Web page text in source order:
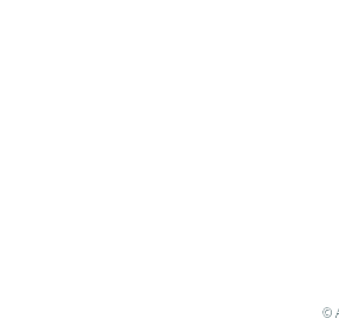
©